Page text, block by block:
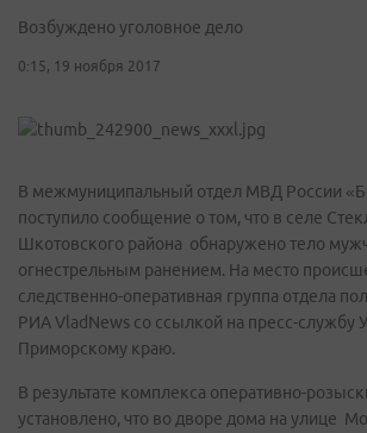
Возбуждено уголовное дело
0:15, 19 ноября 2017
В межмуниципальный отдел МВД России
поступило сообщение о том, что в селе
Шкотовского района обнаружено тело
огнестрельным ранением. На место
следственно-оперативная группа отдела
РИА VladNews со ссылкой на пресс-службу
Приморскому краю.
В результате комплекса оперативно-
установлено, что во дворе дома на улице